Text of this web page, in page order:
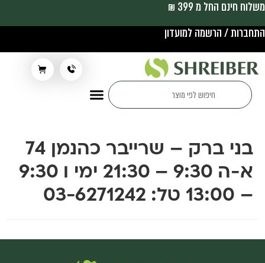
משלוח חינם החל מ 399 ₪
התחברות / הרשמה למועדון
בני ברק – שרייבר כהנמן 74
א-ה 9:30 – 21:30 ימי ו 9:30
– 13:00 טל: 03-6271242